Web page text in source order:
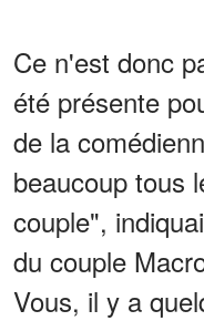
Ce n'est donc
été présente
de la
beaucoup tous
couple",
du couple
Vous, il y a